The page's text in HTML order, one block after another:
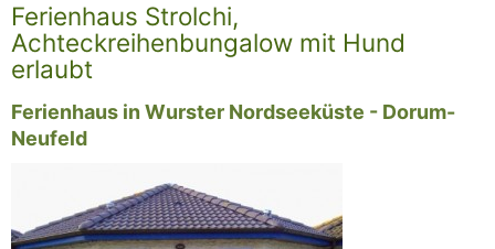
Ferienhaus Strolchi,
Achteckreihenbungalow mit Hund
erlaubt
Ferienhaus in Wurster Nordseeküste - Dorum-
Neufeld